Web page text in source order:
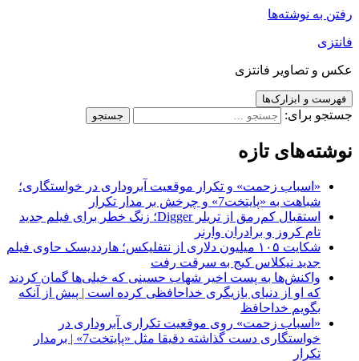
رفتن به نوشته‌ها
فانتزی
عکس و تصاویر فانتزی
فهرست و ابزارک‌ها
جستجو برای:
نوشته‌های تازه
«اسباب زحمت» و تکرار موقعیت آبروداری در خواستگاری؛
شباهت به «پایتخت7» و چرخش بر مدار تکرار
استقبال کم‌رمق از تریلر Digger؛ زنگ خطر برای فیلم جدید
تام کروز و برادران وارنر
شکایت ۱۰۵ میلیون دلاری از نتفلیکس؛ هارددیسک حاوی فیلم
جدید نیکلاس کیج به سرقت رفت
واکنش‌ها به پست اخیر شهاب حسینی که خیلی‌ها گمان کردند
که او از دنیای بازیگری خداحافظی کرده است | پیش از آنکه
بگویم خداحافظ
«اسباب زحمت» روی موقعیت تکراری آبروداری در
خواستگاری دست گذاشته دقیقا مثل «پایتخت7» | برمدار
تکرار